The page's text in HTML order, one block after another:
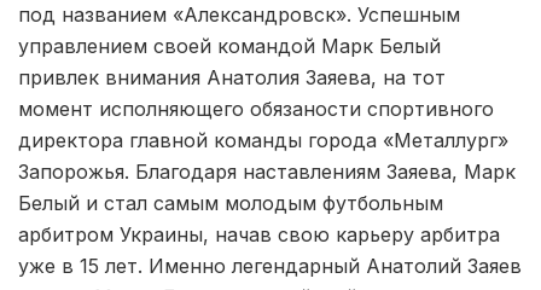
под названием «Александровск». Успешным
управлением своей командой Марк Белый
привлек внимания Анатолия Заяева, на тот
момент исполняющего обязаности спортивного
директора главной команды города «Металлург»
Запорожья. Благодаря наставлениям Заяева, Марк
Белый и стал самым молодым футбольным
арбитром Украины, начав свою карьеру арбитра
уже в 15 лет. Именно легендарный Анатолий Заяев